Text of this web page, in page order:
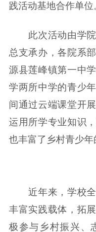
践活动基地合作单位
此次活动由学院
总支承办，各院系
源县莲峰镇第一中
学两所中学的青少
间通过云端课堂开
运用所学专业知识
也丰富了乡村青少年
近年来，学校全
丰富实践载体，拓
极参与乡村振兴、